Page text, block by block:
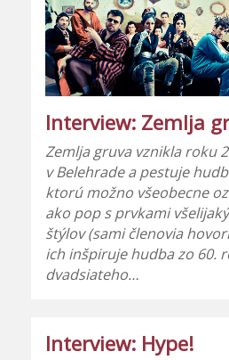
Interview: Zemlja
Zemlja gruva vznikla roku
v Belehrade a pestuje
ktorú možno všeobecne
ako pop s prvkami
štýlov (sami členovia
ich inšpiruje hudba zo 60.
dvadsiateho…
Interview: Hype!